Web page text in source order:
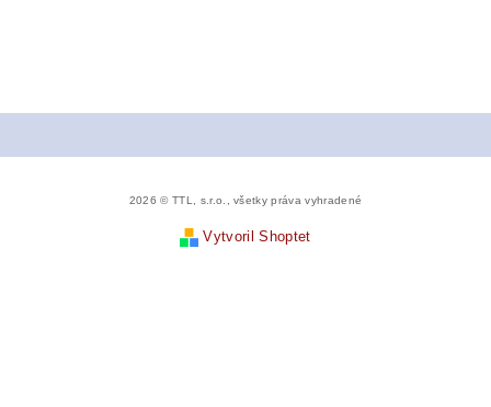
2026 © TTL, s.r.o., všetky práva vyhradené
Vytvoril Shoptet